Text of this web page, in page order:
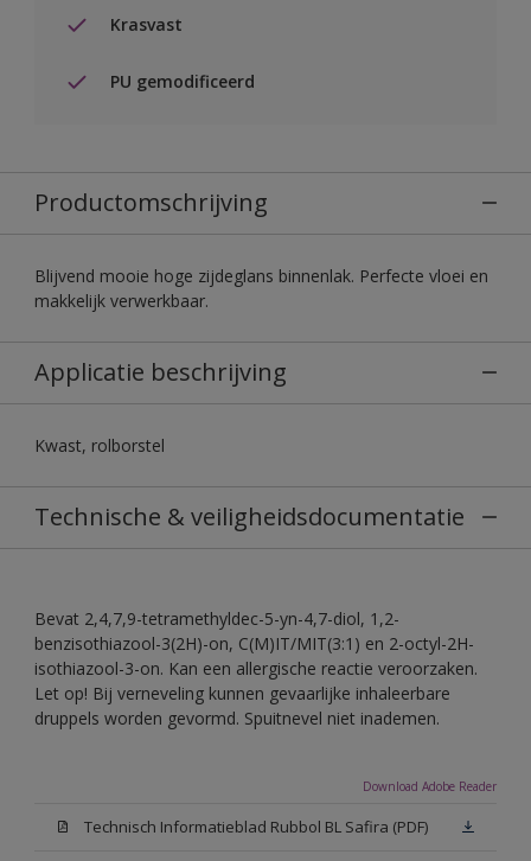
Krasvast
PU gemodificeerd
Productomschrijving
Blijvend mooie hoge zijdeglans binnenlak. Perfecte vloei en
makkelijk verwerkbaar.
Applicatie beschrijving
Kwast, rolborstel
Technische & veiligheidsdocumentatie
Bevat 2,4,7,9-tetramethyldec-5-yn-4,7-diol, 1,2-
benzisothiazool-3(2H)-on, C(M)IT/MIT(3:1) en 2-octyl-2H-
isothiazool-3-on. Kan een allergische reactie veroorzaken.
Let op! Bij verneveling kunnen gevaarlijke inhaleerbare
druppels worden gevormd. Spuitnevel niet inademen.
Download Adobe Reader
Technisch Informatieblad Rubbol BL Safira (PDF)